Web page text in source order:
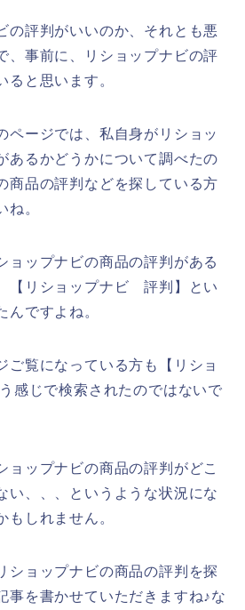
の評判がいいのか、それとも悪
、事前に、リショップナビの評
ると思います。
ページでは、私自身がリショッ
あるかどうかについて調べたの
商品の評判などを探している方
ね。
ョップナビの商品の評判がある
【リショップナビ 評判】とい
んですよね。
ご覧になっている方も【リショ
感じで検索されたのではないで
ョップナビの商品の評判がどこ
い、、、というような状況にな
もしれません。
ショップナビの商品の評判を探
事を書かせていただきますね♪な